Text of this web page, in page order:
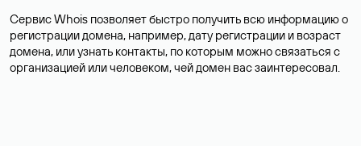
Сервис Whois позволяет быстро получить всю информацию о
регистрации домена, например, дату регистрации и возраст
домена, или узнать контакты, по которым можно связаться с
организацией или человеком, чей домен вас заинтересовал.